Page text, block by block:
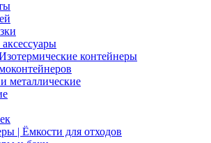
контейнеры
металлические
| Ёмкости для отходов